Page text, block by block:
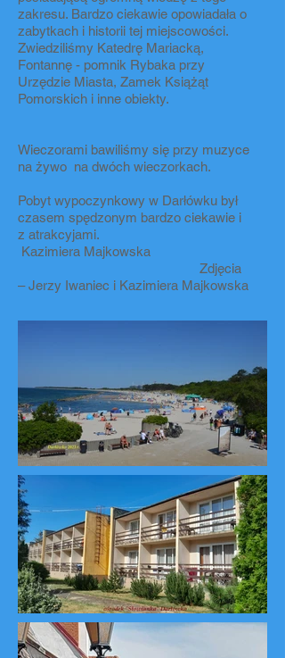
zakresu. Bardzo ciekawie opowiadała o
zabytkach i historii tej miejscowości.
Zwiedziliśmy Katedrę Mariacką,
Fontannę - pomnik Rybaka przy
Urzędzie Miasta, Zamek Książąt
Pomorskich i inne obiekty.
Wieczorami bawiliśmy się przy muzyce
na żywo na dwóch wieczorkach.
Pobyt wypoczynkowy w Darłówku był
czasem spędzonym bardzo ciekawie i
z atrakcyjami.
Kazimiera Majkowska
Zdjęcia
– Jerzy Iwaniec i Kazimiera Majkowska